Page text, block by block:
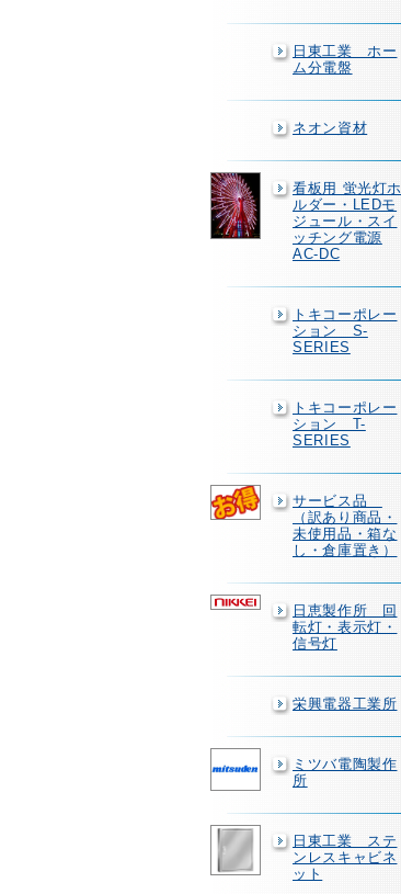
日東工業 ホー
ム分電盤
ネオン資材
看板用 蛍光灯ホ
ルダー・LEDモ
ジュール・スイ
ッチング電源
AC-DC
トキコーポレー
ション S-
SERIES
トキコーポレー
ション T-
SERIES
サービス品
（訳あり商品・
未使用品・箱な
し・倉庫置き）
日恵製作所 回
転灯・表示灯・
信号灯
栄興電器工業所
ミツバ電陶製作
所
日東工業 ステ
ンレスキャビネ
ット